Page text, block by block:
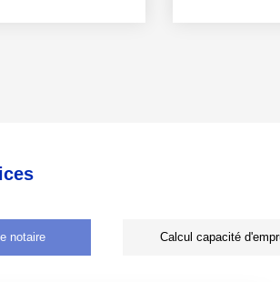
notaire Calcul capacité